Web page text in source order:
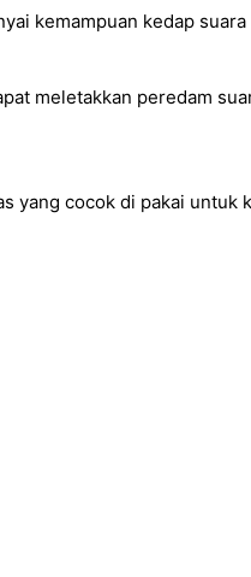
kemampuan kedap suara
meletakkan peredam
yang cocok di pakai untuk